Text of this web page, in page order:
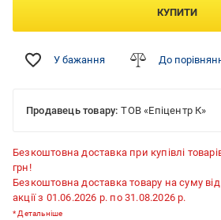
КУПИТИ
У бажання До
Продавець товару: ТОВ «Епіцентр К»
Безкоштовна доставка при купівлі
грн!
Безкоштовна доставка товару на суму від
акції з 01.06.2026 р. по 31.08.2026 р.
*Детальніше